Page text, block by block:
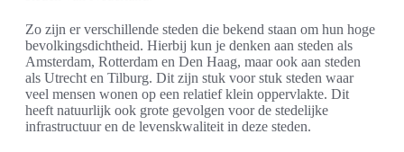
Zo zijn er verschillende steden die bekend staan om hun hoge
bevolkingsdichtheid. Hierbij kun je denken aan steden als
Amsterdam, Rotterdam en Den Haag, maar ook aan steden
als Utrecht en Tilburg. Dit zijn stuk voor stuk steden waar
veel mensen wonen op een relatief klein oppervlakte. Dit
heeft natuurlijk ook grote gevolgen voor de stedelijke
infrastructuur en de levenskwaliteit in deze steden.